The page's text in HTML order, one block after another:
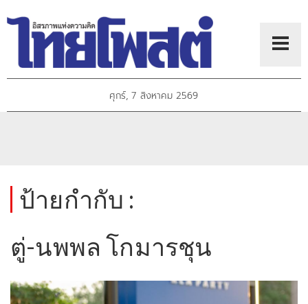
ศุกร์, 7 สิงหาคม 2569
ป้ายกำกับ :
ตู่-นพพล โกมารชุน